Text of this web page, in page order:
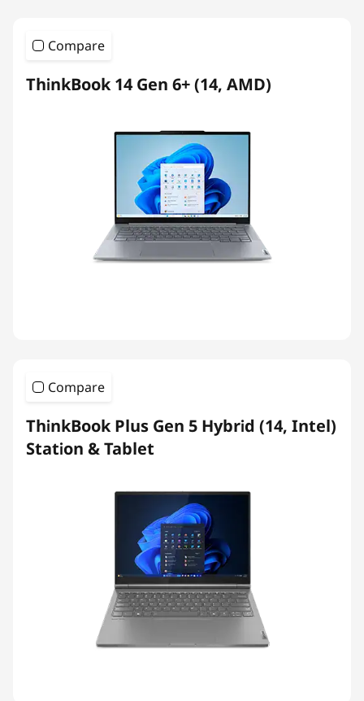
Compare
ThinkBook 14 Gen 6+ (14, AMD)
Compare
ThinkBook Plus Gen 5 Hybrid (14, Intel)
Station & Tablet